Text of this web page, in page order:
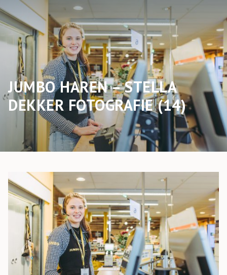
JUMBO HAREN – STELLA
DEKKER FOTOGRAFIE (14)